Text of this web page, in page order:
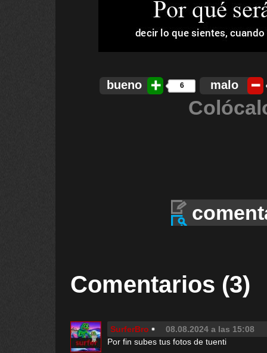
bueno 6 malo
Comentarios (3)
SurferBro
08.08.2024 a las 15:08
Por fin subes tus fotos de tuenti